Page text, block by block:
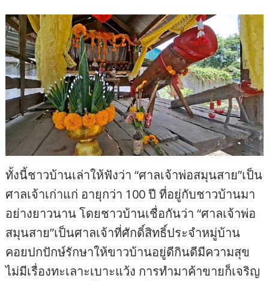
ทั้งนี้ชาวบ้านเล่าให้ฟังว่า “ศาลเจ้าพ่อสมุนสาย”เป็น
ศาลเจ้าเก่าแก่ อายุกว่า 100 ปี ที่อยู่กับชาวบ้านมา
อย่างยาวนาน โดยชาวบ้านเชื่อกันว่า “ศาลเจ้าพ่อ
สมุนสาย”เป็นศาลเจ้าที่ศักดิ์สิทธิ์ประจำหมู่บ้าน
คอยปกปักษ์รักษาให้ขาวบ้านอยู่ดีกินดีมีความสุข
ไม่มีเรื่องทะเลาะเบาะแว้ง การทำมาค้าขายก็เจริญ